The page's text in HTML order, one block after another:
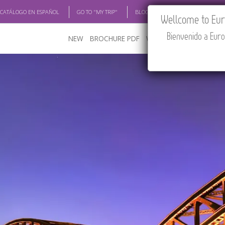
EN ESPAÑOL GO TO "MY TRIP" BLOG
NEW BROCHURE PDF WHERE TO BUY
Wellcome to
Bienvenido a